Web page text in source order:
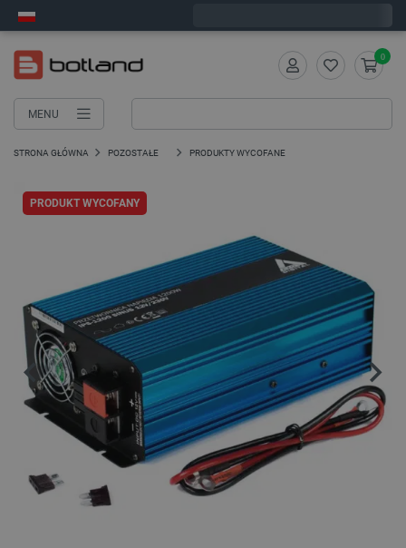
MENU
0
STRONA GŁÓWNA POZOSTAŁE PRODUKTY WYCOFANE
PRODUKT WYCOFANY